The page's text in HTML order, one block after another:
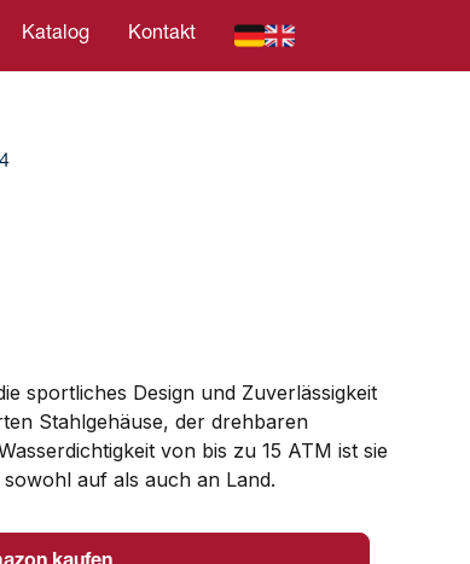
Katalog Kontakt
sportliches Design und Zuverlässigkeit
Stahlgehäuse, der drehbaren
von bis zu 15 ATM ist sie
auf als auch an Land.